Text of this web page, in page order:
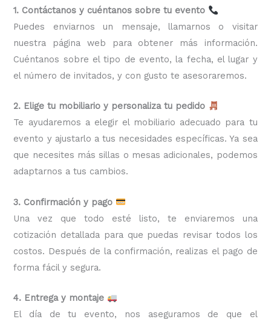
1. Contáctanos y cuéntanos sobre tu evento
Puedes enviarnos un mensaje, llamarnos o visitar
nuestra página web para obtener más información.
Cuéntanos sobre el tipo de evento, la fecha, el lugar y
el número de invitados, y con gusto te asesoraremos.
2. Elige tu mobiliario y personaliza tu pedido
Te ayudaremos a elegir el mobiliario adecuado para tu
evento y ajustarlo a tus necesidades específicas. Ya sea
que necesites más sillas o mesas adicionales, podemos
adaptarnos a tus cambios.
3. Confirmación y pago
Una vez que todo esté listo, te enviaremos una
cotización detallada para que puedas revisar todos los
costos. Después de la confirmación, realizas el pago de
forma fácil y segura.
4. Entrega y montaje
El día de tu evento, nos aseguramos de que el